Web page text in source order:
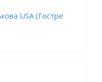
USA (Гостре